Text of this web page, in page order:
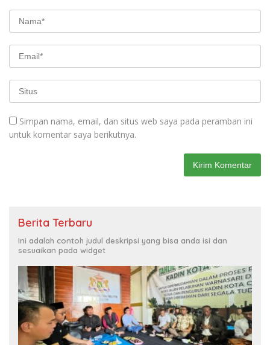
Simpan nama, email, dan situs web saya pada peramban ini
untuk komentar saya berikutnya.
Berita Terbaru
Ini adalah contoh judul deskripsi yang bisa anda isi dan
sesuaikan pada widget